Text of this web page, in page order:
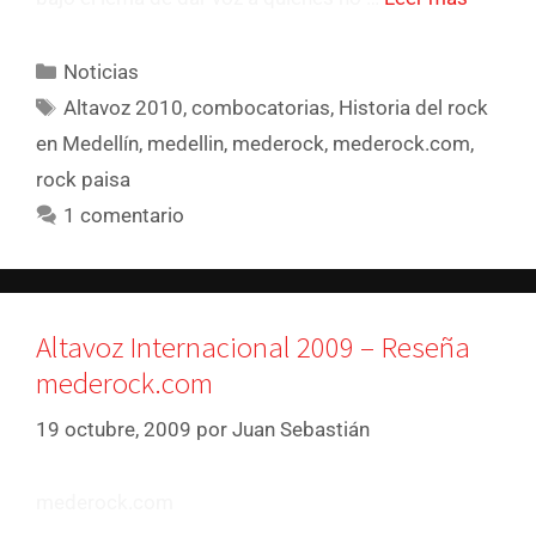
Noticias
Altavoz 2010,combocatorias, Historia del rock
en Medellín, medellin, mederock, mederock.com,
rock paisa
1 comentario
Altavoz Internacional 2009 – Reseña
mederock.com
19 octubre, 2009 por Juan Sebastián